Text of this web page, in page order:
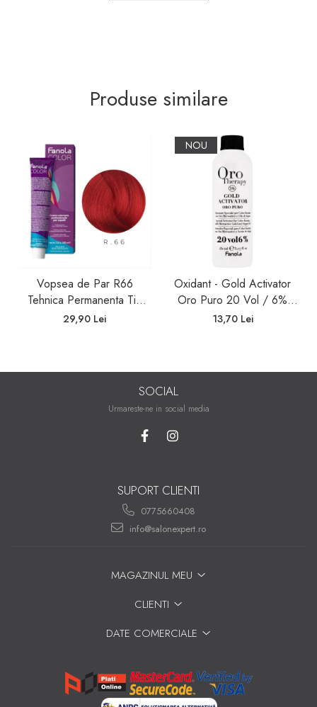
Produse similare
Vopsea de Par R66
Tehnica Permanenta Tip
Booster Rosu - Fanola
29,90 Lei
NOU
Oxidant - Gold Activator
Oro Puro 20 Vol / 6%
150ml
13,70 Lei
SOCIAL
Urmareste-ne in social media
SUPORT CLIENTI
0775660408
info@salonexpert.ro
MAGAZINUL MEU
CLIENTI
DATE COMERCIALE